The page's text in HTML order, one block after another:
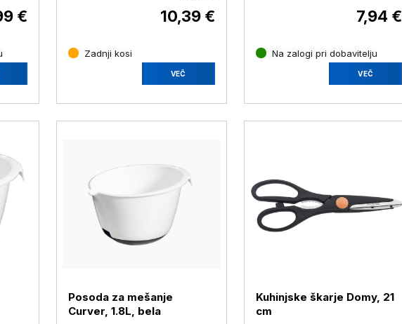
€ 10,39 €
Zadnji kosi
VEČ
7,94 €
Na zalogi pri dobavitelju
VEČ
Posoda za mešanje
Curver, 1.8L, bela
Kuhinjske škarje Domy, 21
cm